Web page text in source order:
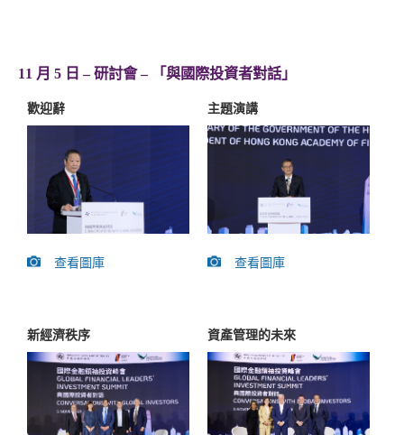
11 月 5 日 – 研討會 – 「與國際投資者對話」
歡迎辭
查看圖庫
主題演講
查看圖庫
新經濟秩序 資產管理的未來